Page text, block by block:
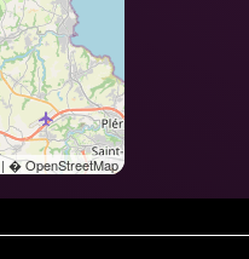
|� OpenStreetMap